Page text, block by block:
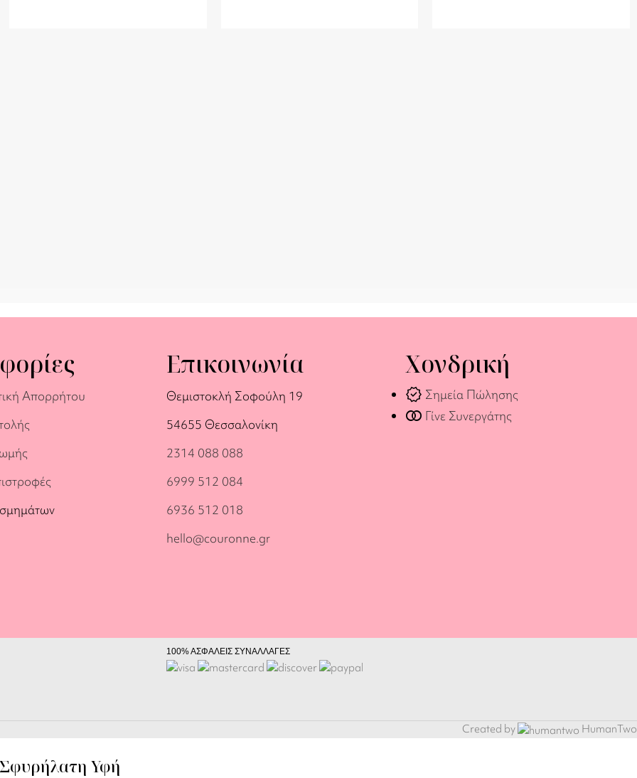
Απορρήτου
Επικοινωνία
Θεμιστοκλή Σοφούλη 19
54655 Θεσσαλονίκη
2314 088 088
6999 512 084
6936 512 018
hello@couronne.gr
Χονδρική
verified Σημεία Πώλησης
join_full Γίνε Συνεργάτης
100% ΑΣΦΑΛΕΙΣ ΣΥΝΑΛΛΑΓΕΣ
Created by HumanTwo
Σφυρήλατη Υφή